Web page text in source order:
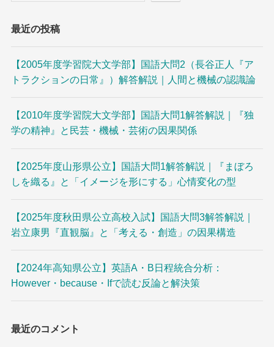
最近の投稿
【2005年度学習院大文学部】国語大問2（長谷正人『ア
トラクションの日常』）解答解説｜人間と機械の認識論
【2010年度学習院大文学部】国語大問1解答解説｜『独
学の精神』と民芸・機械・芸術の因果関係
【2025年度山形県公立】国語大問1解答解説｜『まぼろ
しを織る』と「イメージを形にする」心情変化の型
【2025年度秋田県公立高校入試】国語大問3解答解説｜
岩立康男『直観脳』と「考える・創造」の因果構造
【2024年高知県公立】英語A・B日程統合分析：
However・because・Ifで読む反論と解決策
最近のコメント